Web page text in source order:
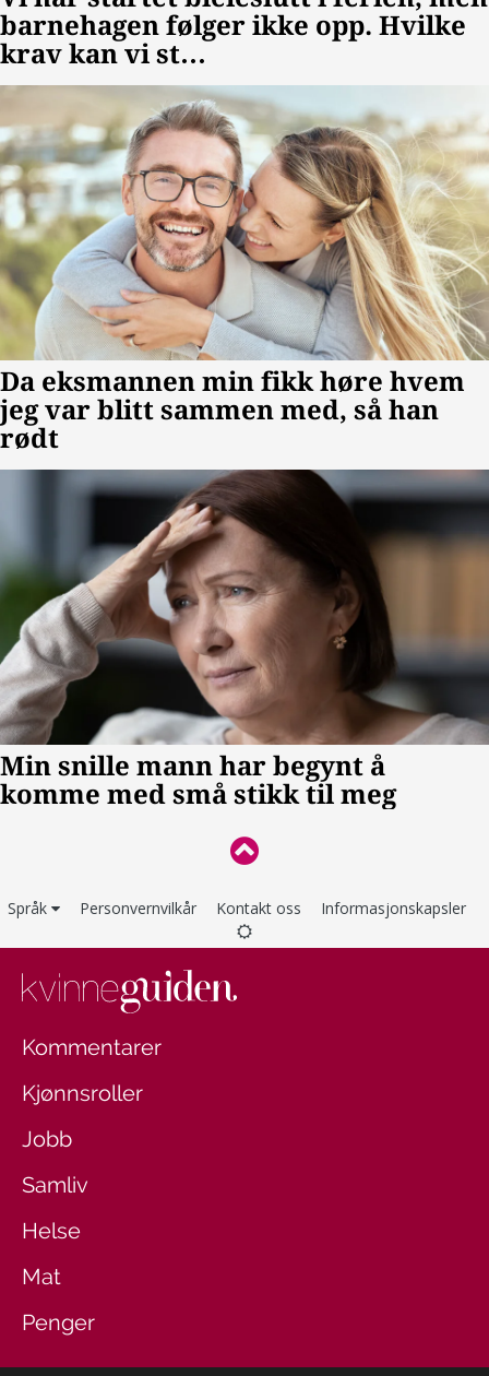
Språk Personvernvilkår Kontakt oss Informasjonskapsler
Kommentarer
Kjønnsroller
Jobb
Samliv
Helse
Mat
Penger